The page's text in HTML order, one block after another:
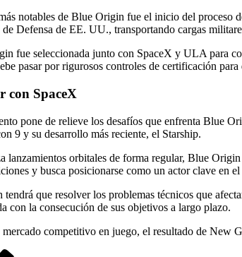
notables de Blue Origin fue el inicio del
Defensa de EE. UU., transportando cargas
fue seleccionada junto con SpaceX y ULA para
pasar por rigurosos controles de certificación
con SpaceX
pone de relieve los desafíos que enfrenta Blue
9 y su desarrollo más reciente, el Starship.
lanzamientos orbitales de forma regular, Blue
y busca posicionarse como un actor clave en
que resolver los problemas técnicos que
con la consecución de sus objetivos a largo plazo.
competitivo en juego, el resultado de New